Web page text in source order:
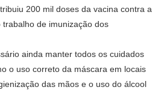
200 mil doses da vacina contra a
de imunização dos
ainda manter todos os cuidados
o uso correto da máscara em locais
das mãos e o uso do álcool